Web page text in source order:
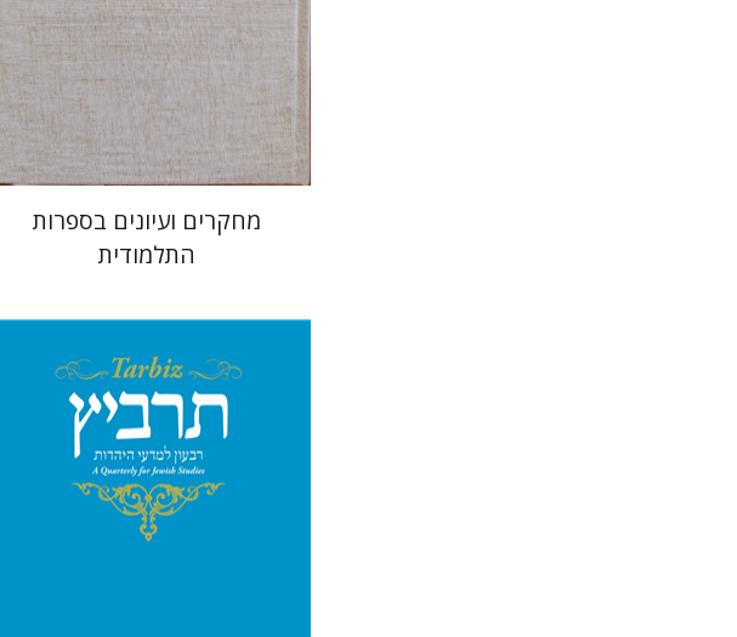
מחיר השקה
$78
$55
מחקרים ועיונים בספרות
התלמודית
מיכאל סיגל יהונתן גארב